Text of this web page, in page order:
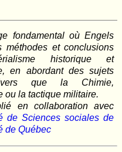
fondamental où Engels
méthodes et conclusions
historique et
en abordant des sujets
que la Chimie,
ou la tactique militaire.
en collaboration avec
de Sciences sociales de
de Québec